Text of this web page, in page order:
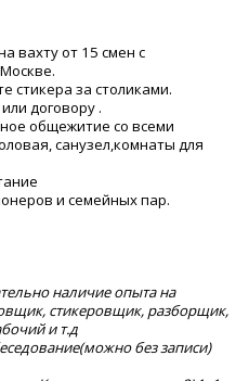
вахту от 15 смен с
стикера за столиками.
договору .
общежитие со всеми
санузел,комнаты для
и семейных пар.
наличие опыта на
стикеровщик, разборщик,
и т.д
без записи)